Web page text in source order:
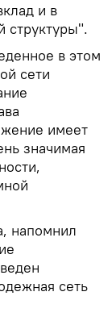
и в
структуры".
в этом
сети
имеет
значимая
напомнил
сеть